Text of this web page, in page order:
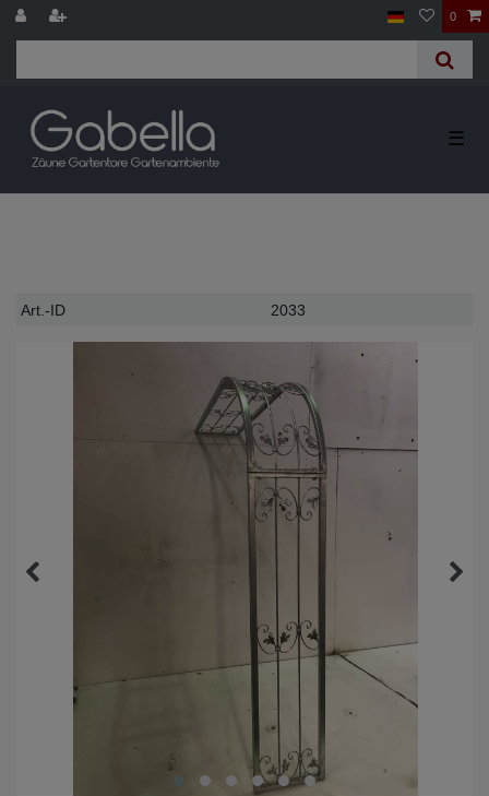
0
☰
Technisches
Wert
Art.-ID 2033